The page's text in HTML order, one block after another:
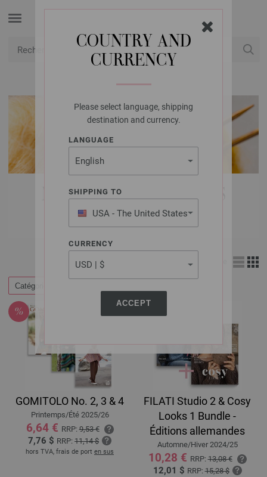
COUNTRY AND
CURRENCY
Please select language, shipping
destination and currency.
LANGUAGE
SHIPPING TO
USA - The United States
of America
CURRENCY
ACCEPT
MAGAZINE | PAQUETS
MAGAZINES %
Catégories
GOMITOLO No. 2, 3 & 4
Printemps/Été 2025/26
6,64 € RRP:9,53 €
7,76 $ RRP: 11,14 $
hors TVA, frais de port en sus
FILATI Studio 2 & Cosy
Looks 1 Bundle -
Éditions allemandes
Automne/Hiver 2024/25
10,28 € RRP:13,08 €
12,01 $ RRP:15,28 $